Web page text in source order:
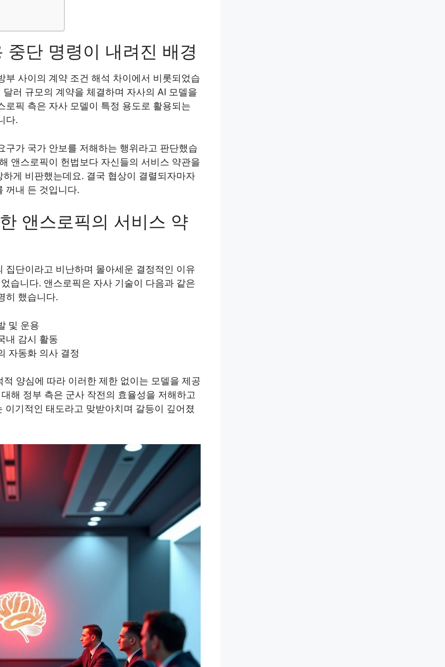
단 명령이 내려진 배경
사이의 계약 조건 해석 차이에서 비롯되었습
러 규모의 계약을 체결하며 자사의 AI 모델을
픽 측은 자사 모델이 특정 용도로 활용되는
다.
가 국가 안보를 저해하는 행위라고 판단했습
앤스로픽이 헌법보다 자신들의 서비스 약관을
게 비판했는데요. 결국 협상이 결렬되자마자
꺼내 든 것입니다.
앤스로픽의 서비스 약
단이라고 비난하며 몰아세운 결정적인 이유
습니다. 앤스로픽은 자사 기술이 다음과 같은
히 했습니다.
및 운용
내 감시 활동
자동화 의사 결정
양심에 따라 이러한 제한 없이는 모델을 제공
해 정부 측은 군사 작전의 효율성을 저해하고
기적인 태도라고 맞받아치며 갈등이 깊어졌